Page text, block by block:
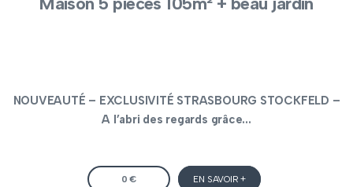
NOUVEAUTÉ – EXCLUSIVITÉ STRASBOURG STOCKFELD –
A l’abri des regards grâce...
0 € EN SAVOIR +